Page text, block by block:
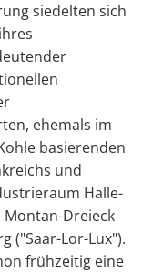
siedelten sich
ehemals im
basierenden
und
Halle-
Montan-Dreieck
("Saar-Lor-Lux").
frühzeitig eine